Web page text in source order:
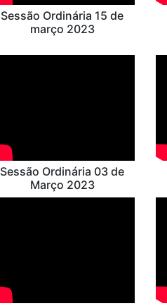
Sessão Ordinária 15 de
março 2023
Sessão Ordinária 03 de
Março 2023